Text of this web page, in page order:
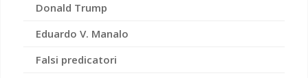
Donald Trump
Eduardo V. Manalo
Falsi predicatori